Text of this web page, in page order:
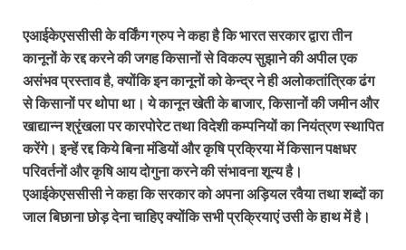
एआईकेएससीसी के वर्किंग ग्रुप ने कहा है कि भारत सरकार द्वारा तीन
कानूनों के रद्द करने की जगह किसानों से विकल्प सुझाने की अपील एक
असंभव प्रस्ताव है, क्योंकि इन कानूनों को केन्द्र ने ही अलोकतांत्रिक ढंग
से किसानों पर थोपा था। ये कानून खेती के बाजार, किसानों की जमीन और
खाद्यान्न श्रृंखला पर कारपोरेट तथा विदेशी कम्पनियों का नियंत्रण स्थापित
करेंगे। इन्हें रद्द किये बिना मंडियों और कृषि प्रक्रिया में किसान पक्षधर
परिवर्तनों और कृषि आय दोगुना करने की संभावना शून्य है।
एआईकेएससीसी ने कहा कि सरकार को अपना अड़ियल रवैया तथा शब्दों का
जाल बिछाना छोड़ देना चाहिए क्योंकि सभी प्रक्रियाएं उसी के हाथ में है।